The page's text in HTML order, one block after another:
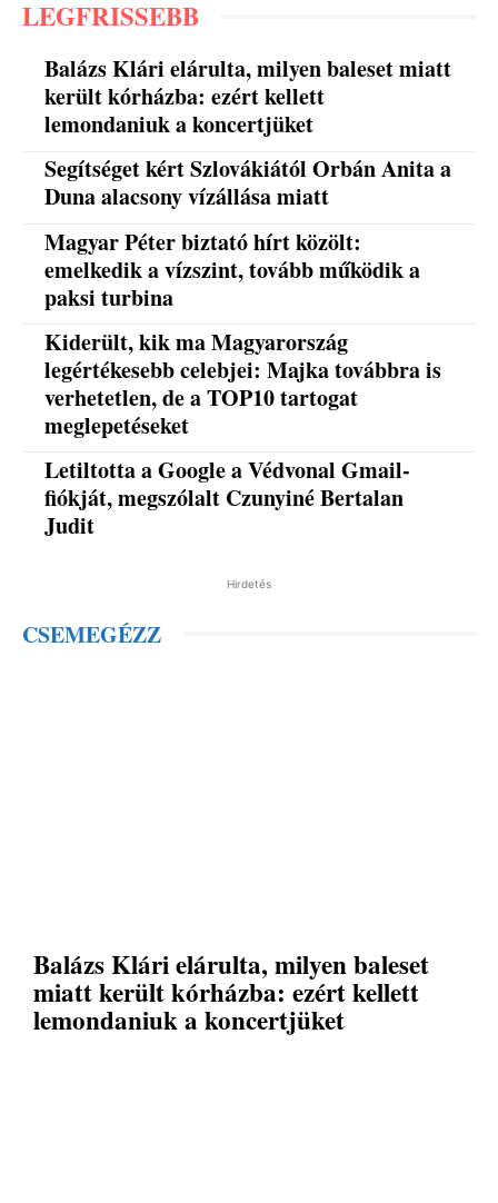
LEGFRISSEBB
Balázs Klári elárulta, milyen baleset miatt
került kórházba: ezért kellett
lemondaniuk a koncertjüket
Segítséget kért Szlovákiától Orbán Anita a
Duna alacsony vízállása miatt
Magyar Péter biztató hírt közölt:
emelkedik a vízszint, tovább működik a
paksi turbina
Kiderült, kik ma Magyarország
legértékesebb celebjei: Majka továbbra is
verhetetlen, de a TOP10 tartogat
meglepetéseket
Letiltotta a Google a Védvonal Gmail-
fiókját, megszólalt Czunyiné Bertalan
Judit
Hirdetés
CSEMEGÉZZ
Balázs Klári elárulta, milyen baleset
miatt került kórházba: ezért kellett
lemondaniuk a koncertjüket